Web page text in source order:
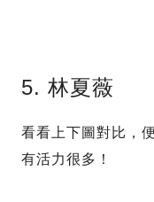
5. 林夏薇
看看上下圖對比，
有活力很多！